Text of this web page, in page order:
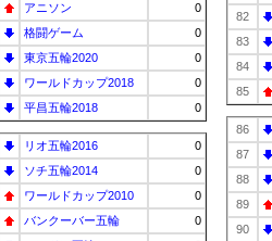
アニソン
0
格闘ゲーム
0
東京五輪2020
0
ワールドカップ2018
0
平昌五輪2018 0
リオ五輪2016
0
ソチ五輪2014
0
ワールドカップ2010
0
バンクーバー五輪
0
82
83
84
85
86
87
88
89
90